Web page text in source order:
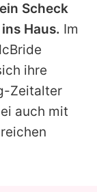
Scheck
Haus. Im
ihre
Zeitalter
auch mit